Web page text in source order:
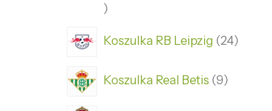
Koszulka RB Leipzig 24
Koszulka Real Betis 9